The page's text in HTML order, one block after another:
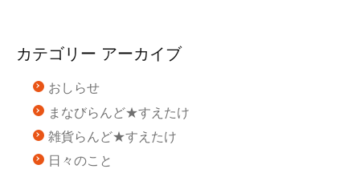
カテゴリー アーカイブ
おしらせ
まなびらんど★すえたけ
雑貨らんど★すえたけ
日々のこと